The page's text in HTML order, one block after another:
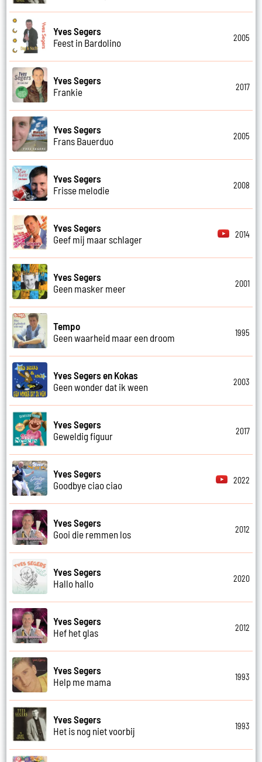
Yves Segers
Feest in Bardolino
2005
Yves Segers
Frankie
2017
Yves Segers
Frans Bauerduo
2005
Yves Segers
Frisse melodie
2008
Yves Segers
Geef mij maar schlager
2014
Yves Segers
Geen masker meer
2001
Tempo
Geen waarheid maar een droom
1995
Yves Segers en Kokas
Geen wonder dat ik ween
2003
Yves Segers
Geweldig figuur
2017
Yves Segers
Goodbye ciao ciao
2022
Yves Segers
Gooi die remmen los
2012
Yves Segers
Hallo hallo
2020
Yves Segers
Hef het glas
2012
Yves Segers
Help me mama
1993
Yves Segers
Het is nog niet voorbij
1993